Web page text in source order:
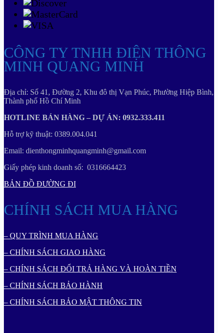
CÔNG TY TNHH ĐIỆN THÔNG
MINH QUANG MINH
Địa chỉ: Số 41, Đường 2, Khu đô thị Vạn Phúc, Phường Hiệp Bình,
Thành phố Hồ Chí Minh
HOTLINE BÁN HÀNG – DỰ ÁN: 0932.333.411
Hỗ trợ kỹ thuật: 0389.004.041
Email: dienthongminhquangminh@gmail.com
Giấy phép kinh doanh số: 0316664423
BẢN ĐỒ ĐƯỜNG ĐI
CHÍNH SÁCH MUA HÀNG
– QUY TRÌNH MUA HÀNG
– CHÍNH SÁCH GIAO HÀNG
– CHÍNH SÁCH ĐỔI TRẢ HÀNG VÀ HOÀN TIỀN
– CHÍNH SÁCH BẢO HÀNH
– CHÍNH SÁCH BẢO MẬT THÔNG TIN